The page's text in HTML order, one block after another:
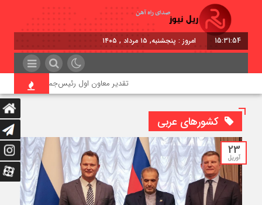
15:31:55 امروز : پنجشنبه, ۱۵ مرداد , ۱۴۰۵
تقدیر معاون اول رئیس‌جمهور از مدیرعامل
کشورهای عربی
23
آوریل